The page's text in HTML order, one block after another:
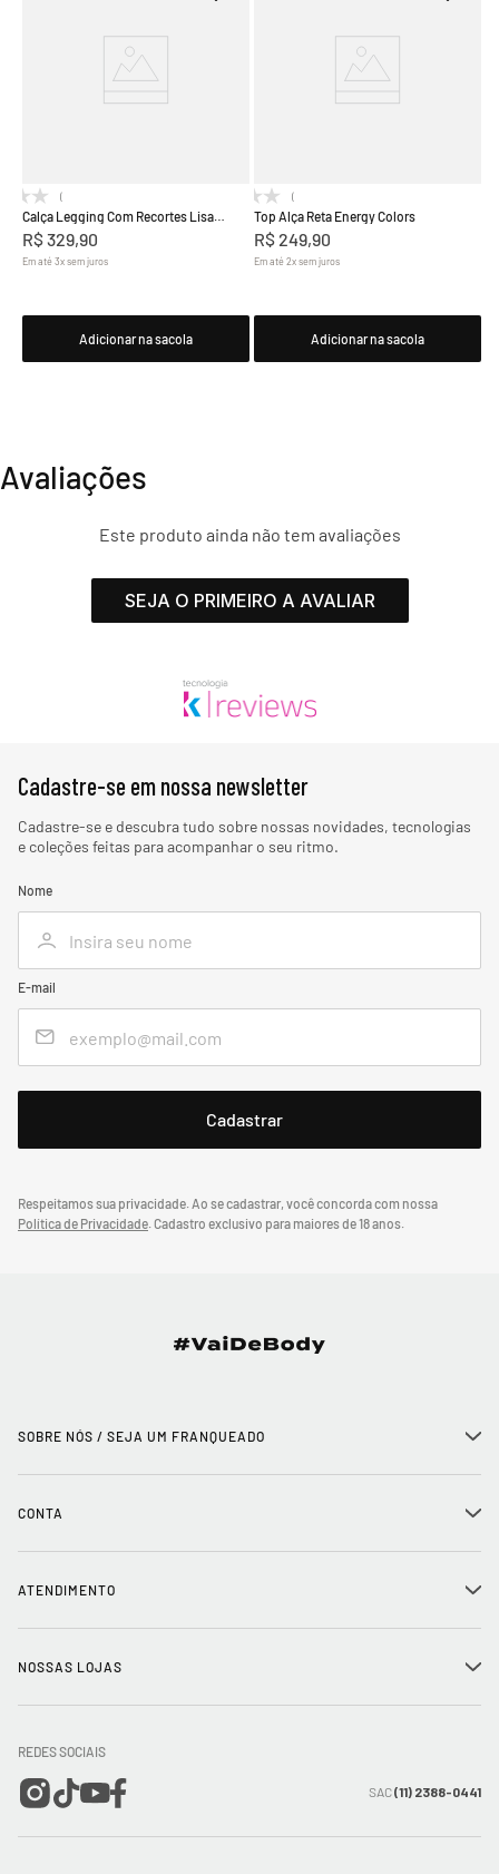
(0)
Calça Legging Com Recortes Lisa
Energy
R$329,90
Em até3xsem juros
Adicionar na sacola
(0)
Top Alça Reta Energy Colors
R$249,90
Em até2xsem juros
Adicionar na sacola
Avaliações
Este produto ainda não tem avaliações
SEJA O PRIMEIRO A AVALIAR
Cadastre-se em nossa newsletter
Cadastre-se e descubra tudo sobre nossas novidades, tecnologias
e coleções feitas para acompanhar o seu ritmo.
Nome
E-mail
Respeitamos sua privacidade. Ao se cadastrar, você concorda com nossa
Política de Privacidade.Cadastro exclusivo para maiores de 18 anos.
SOBRE NÓS / SEJA UM FRANQUEADO +
Trabalhe conosco
Mapa do Site
CONTA +
Meus pedidos
Wishlist
ATENDIMENTO +
Entrega e Frete
Trocas e Devoluções
NOSSAS LOJAS +
REDES SOCIAIS
SAC(11) 2388-0441